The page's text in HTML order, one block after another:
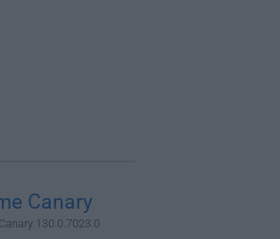
Canary
130.0.7023.0